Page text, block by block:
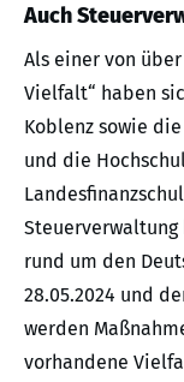
Auch
Als einer von
Vielfalt“ haben
Koblenz sowie
und die
rund um den
28.05.2024 und
werden
vorhandene